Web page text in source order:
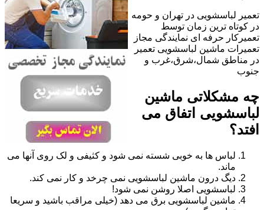
تعمیر لباسشویی در تهران و حومه
در کوتاه ترین زمان توسط
تعمیرکار حرفه ای نمایندگی مجاز
تعمیرات ماشین لباسشویی تعمیر
در مناطق شمال،شرق،غرب و
جنوب
چه مشکلاتی ماشین
لباسشویی اتفاق می
افتد؟
لباس ها به خوبی شسته نمی شود و کثیفی و لک روی آنها می
ماند.
دیگ درون ماشین لباسشویی نمی چرخد و کار نمی کند.
لباسشویی اصلا روشن نمی شود!
ماشین لباسشویی برق می دهد (خیلی مراقب باشید و سریعا